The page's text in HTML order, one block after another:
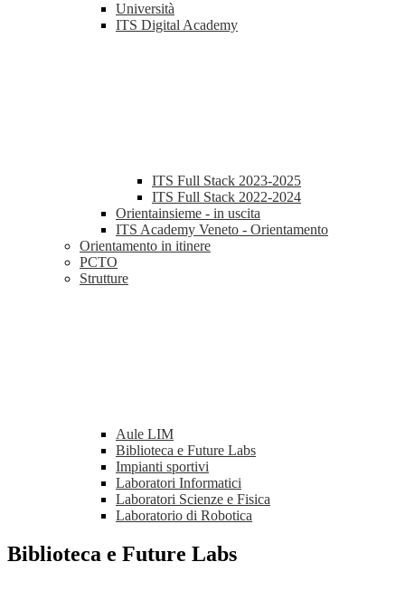
Università
ITS Digital Academy
ITS Full Stack 2023-2025
ITS Full Stack 2022-2024
Orientainsieme - in uscita
ITS Academy Veneto - Orientamento
Orientamento in itinere
PCTO
Strutture
Aule LIM
Biblioteca e Future Labs
Impianti sportivi
Laboratori Informatici
Laboratori Scienze e Fisica
Laboratorio di Robotica
Biblioteca e Future Labs